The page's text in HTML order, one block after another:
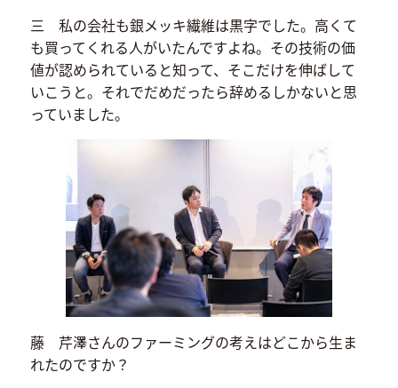
三 私の会社も銀メッキ繊維は黒字でした。高くて
も買ってくれる人がいたんですよね。その技術の価
値が認められていると知って、そこだけを伸ばして
いこうと。それでだめだったら辞めるしかないと思
っていました。
藤 芹澤さんのファーミングの考えはどこから生ま
れたのですか？